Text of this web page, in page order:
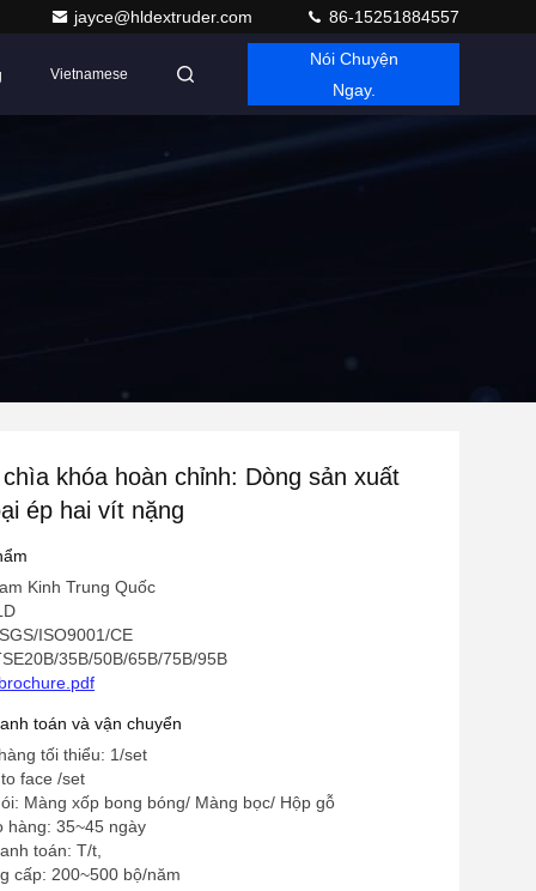
jayce@hldextruder.com 86-15251884557
Vietnamese
Nói Chuyện
Ngay.
khóa hoàn chỉnh: Dòng sản xuất
ép hai vít nặng
Kinh Trung Quốc
ISO9001/CE
35B/50B/65B/75B/95B
toán và vận chuyển
tối thiểu: 1/set
face /set
Màng xốp bong bóng/ Màng bọc/ Hộp gỗ
hàng: 35~45 ngày
toán: T/t,
cấp: 200~500 bộ/năm